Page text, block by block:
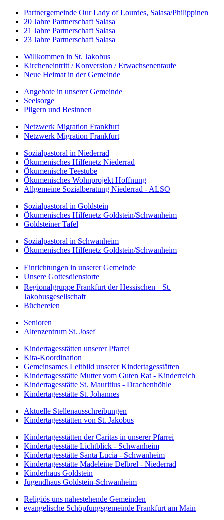
Partnergemeinde Our Lady of Lourdes, Salasa/Philippinen
20 Jahre Partnerschaft Salasa
21 Jahre Partnerschaft Salasa
23 Jahre Partnerschaft Salasa
Willkommen in St. Jakobus
Kircheneintritt / Konversion / Erwachsenentaufe
Neue Heimat in der Gemeinde
Angebote in unserer Gemeinde
Seelsorge
Pilgern und Besinnen
Netzwerk Migration Frankfurt
Netzwerk Migration Frankfurt
Sozialpastoral in Niederrad
Ökumenisches Hilfenetz Niederrad
Ökumenische Teestube
Ökumenisches Wohnprojekt Hoffnung
Allgemeine Sozialberatung Niederrad - ALSO
Sozialpastoral in Goldstein
Ökumenisches Hilfenetz Goldstein/Schwanheim
Goldsteiner Tafel
Sozialpastoral in Schwanheim
Ökumenisches Hilfenetz Goldstein/Schwanheim
Einrichtungen in unserer Gemeinde
Unsere Gottesdienstorte
Regionalgruppe Frankfurt der Hessischen St.
Jakobusgesellschaft
Büchereien
Senioren
Altenzentrum St. Josef
Kindertagesstätten unserer Pfarrei
Kita-Koordination
Gemeinsames Leitbild unserer Kindertagesstätten
Kindertagesstätte Mutter vom Guten Rat - Kinderreich
Kindertagesstätte St. Mauritius - Drachenhöhle
Kindertagesstätte St. Johannes
Aktuelle Stellenausschreibungen
Kindertagesstätten von St. Jakobus
Kindertagesstätten der Caritas in unserer Pfarrei
Kindertagesstätte Lichtblick - Schwanheim
Kindertagesstätte Santa Lucia - Schwanheim
Kindertagesstätte Madeleine Delbrel - Niederrad
Kinderhaus Goldstein
Jugendhaus Goldstein-Schwanheim
Religiös uns nahestehende Gemeinden
evangelische Schöpfungsgemeinde Frankfurt am Main